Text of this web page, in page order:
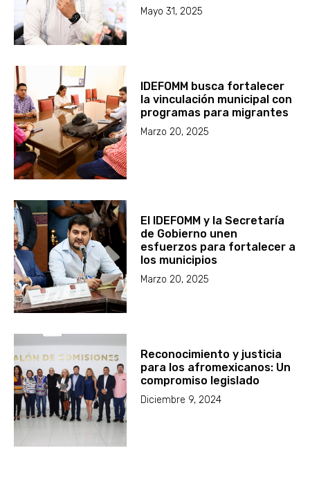
Mayo 31, 2025
IDEFOMM busca fortalecer
la vinculación municipal con
programas para migrantes
Marzo 20, 2025
El IDEFOMM y la Secretaría
de Gobierno unen
esfuerzos para fortalecer a
los municipios
Marzo 20, 2025
Reconocimiento y justicia
para los afromexicanos: Un
compromiso legislado
Diciembre 9, 2024